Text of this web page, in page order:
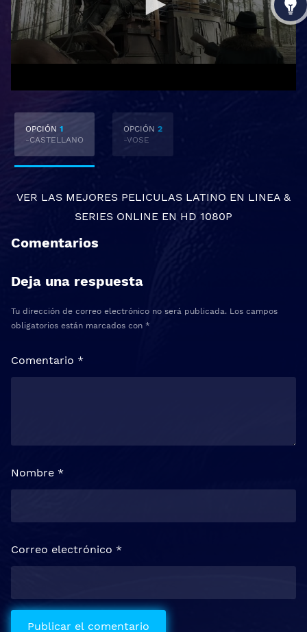
OPCIÓN 1
-CASTELLANO
OPCIÓN 2
-VOSE
VER LAS MEJORES PELICULAS LATINO EN LINEA &
SERIES ONLINE EN HD 1080P
Comentarios
Deja una respuesta
Tu dirección de correo electrónico no será publicada. Los campos
obligatorios están marcados con *
Comentario *
Nombre *
Correo electrónico *